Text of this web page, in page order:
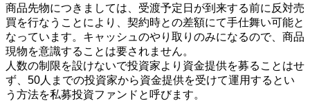
商品先物につきましては、受渡予定日が到来する前に反対売
買を行なうことにより、契約時との差額にて手仕舞い可能と
なっています。キャッシュのやり取りのみになるので、商品
現物を意識することは要されません。
人数の制限を設けないで投資家より資金提供を募ることはせ
ず、50人までの投資家から資金提供を受けて運用するとい
う方法を私募投資ファンドと呼びます。